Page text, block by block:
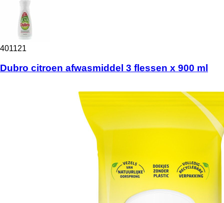
401121
Dubro citroen afwasmiddel 3 flessen x 900 ml